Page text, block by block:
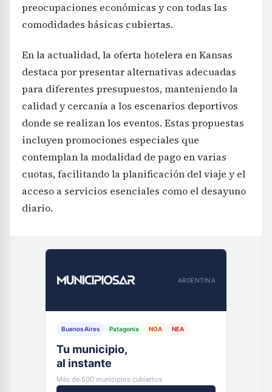
preocupaciones económicas y con todas las
comodidades básicas cubiertas.
En la actualidad, la oferta hotelera en Kansas
destaca por presentar alternativas adecuadas
para diferentes presupuestos, manteniendo la
calidad y cercanía a los escenarios deportivos
donde se realizan los eventos. Estas propuestas
incluyen promociones especiales que
contemplan la modalidad de pago en varias
cuotas, facilitando la planificación del viaje y el
acceso a servicios esenciales como el desayuno
diario.
ARGENTINA
Buenos Aires Patagonia NOA NEA
Tu municipio,
al instante
Más de 500 municipios cubiertos